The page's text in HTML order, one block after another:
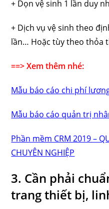
+ Dọn vệ sinh 1 lần duy
+ Dịch vụ vệ sinh theo
lần… Hoặc tùy theo thỏa
==> Xem thêm nhé:
Mẫu báo cáo chi phí
Mẫu báo cáo quản trị
Phần mềm CRM 2019 –
CHUYÊN NGHIỆP
3. Cần phải
trang thiết bị,